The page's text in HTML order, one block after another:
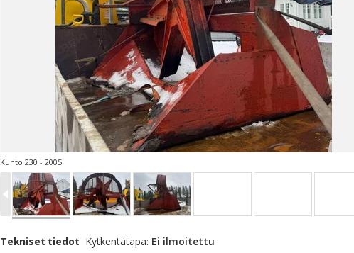
Kunto 230 - 2005
Tekniset tiedot Kytkentätapa: Ei ilmoitettu